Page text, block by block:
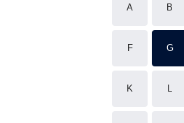
A B
F G
K L